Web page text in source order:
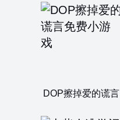
DOP擦掉爱的谎言